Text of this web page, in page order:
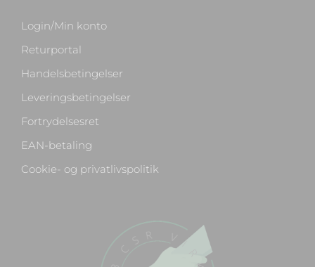
Login/Min konto
Returportal
Handelsbetingelser
Leveringsbetingelser
Fortrydelsesret
EAN-betaling
Cookie- og privatlivspolitik